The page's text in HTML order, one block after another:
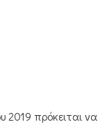
πρόκειται να